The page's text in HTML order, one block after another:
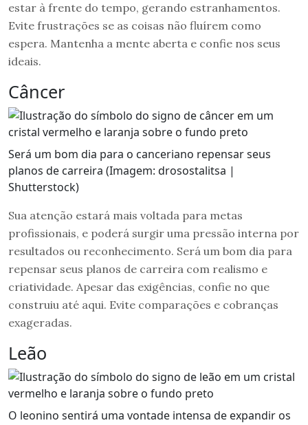
estar à frente do tempo, gerando estranhamentos.
Evite frustrações se as coisas não fluírem como
espera. Mantenha a mente aberta e confie nos seus
ideais.
Câncer
Será um bom dia para o canceriano repensar seus
planos de carreira (Imagem: drosostalitsa |
Shutterstock)
Sua atenção estará mais voltada para metas
profissionais, e poderá surgir uma pressão interna por
resultados ou reconhecimento. Será um bom dia para
repensar seus planos de carreira com realismo e
criatividade. Apesar das exigências, confie no que
construiu até aqui. Evite comparações e cobranças
exageradas.
Leão
O leonino sentirá uma vontade intensa de expandir os